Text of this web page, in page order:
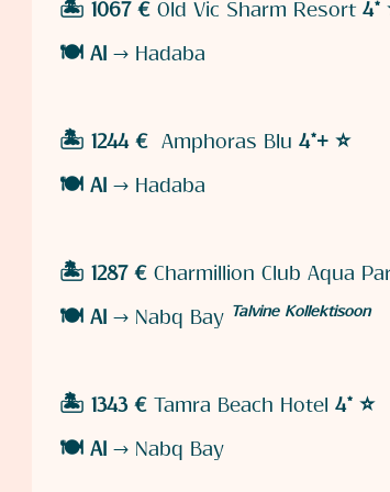
🏝️ 1067 € Old Vic Sharm Resort 4*
🍽️ AI → Hadaba
🏝️ 1244 € Amphoras Blu 4*+ ⭐️
🍽️ AI → Hadaba
🏝️ 1287 € Charmillion Club Aqua
🍽️ AI → Nabq Bay Talvine Kollektisoon
🏝️ 1343 € Tamra Beach Hotel 4* ⭐️
🍽️ AI → Nabq Bay